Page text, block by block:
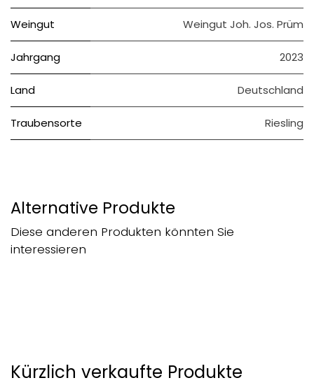
Weingut Weingut Joh. Jos. Prüm
Jahrgang 2023
Land Deutschland
Traubensorte Riesling
Alternative Produkte
Diese anderen Produkten könnten Sie
interessieren
Kürzlich verkaufte Produkte